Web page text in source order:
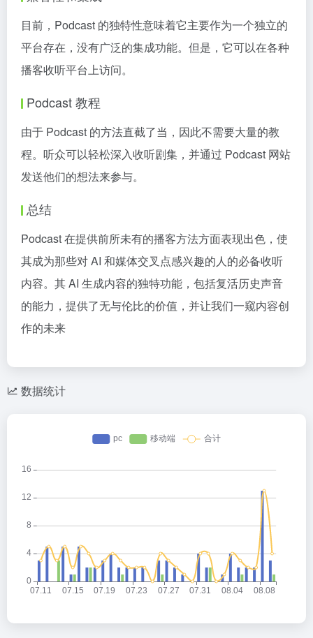
目前，Podcast 的独特性意味着它主要作为一个独立的
平台存在，没有广泛的集成功能。但是，它可以在各种
播客收听平台上访问。
Podcast 教程
由于 Podcast 的方法直截了当，因此不需要大量的教
程。听众可以轻松深入收听剧集，并通过 Podcast 网站
发送他们的想法来参与。
总结
Podcast 在提供前所未有的播客方法方面表现出色，使
其成为那些对 AI 和媒体交叉点感兴趣的人的必备收听
内容。其 AI 生成内容的独特功能，包括复活历史声音
的能力，提供了无与伦比的价值，并让我们一窥内容创
作的未来
数据统计